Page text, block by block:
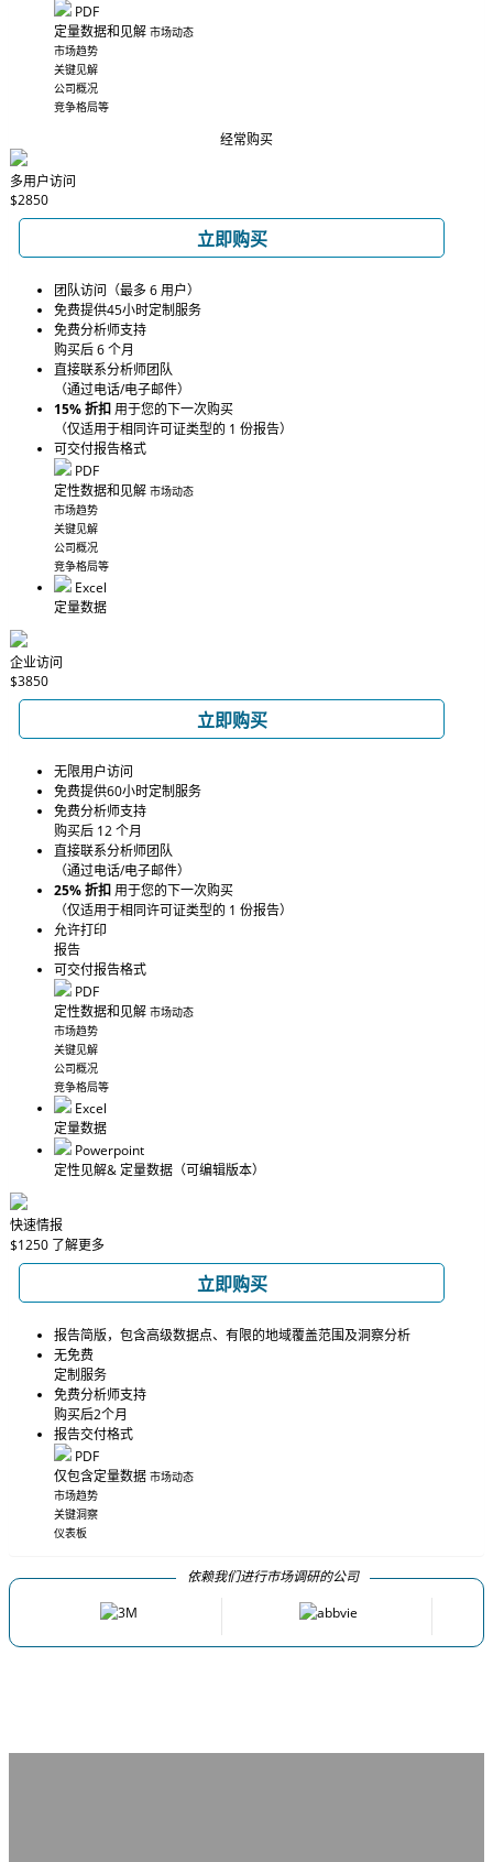
PDF
定量数据和见解 市场动态
市场趋势
关键见解
公司概况
竞争格局等
经常购买
多用户访问
$2850
立即购买
团队访问（最多 6 用户）
免费提供45小时定制服务
免费分析师支持
购买后 6 个月
直接联系分析师团队
（通过电话/电子邮件）
15% 折扣用于您的下一次购买
（仅适用于相同许可证类型的 1 份报告）
可交付报告格式
PDF
定性数据和见解 市场动态
市场趋势
关键见解
公司概况
竞争格局等
Excel
定量数据
企业访问
$3850
立即购买
无限用户访问
免费提供60小时定制服务
免费分析师支持
购买后 12 个月
直接联系分析师团队
（通过电话/电子邮件）
25% 折扣用于您的下一次购买
（仅适用于相同许可证类型的 1 份报告）
允许打印
报告
可交付报告格式
PDF
定性数据和见解 市场动态
市场趋势
关键见解
公司概况
竞争格局等
Excel
定量数据
Powerpoint
定性见解& 定量数据 （可编辑版本）
快速情报
$1250 了解更多
立即购买
报告简版，包含高级数据点、有限的地域覆盖范围及洞察分析
无免费
定制服务
免费分析师支持
购买后2个月
报告交付格式
PDF
仅包含定量数据 市场动态
市场趋势
关键洞察
仪表板
依赖我们进行市场调研的公司